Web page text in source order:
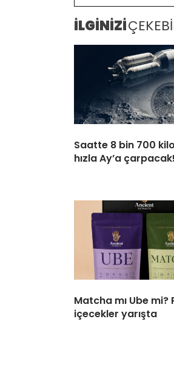
İLGİNİZİ
Saatte 8 bin 700
hızla Ay’a çarpacak!
Matcha mı Ube mi?
içecekler yarışta